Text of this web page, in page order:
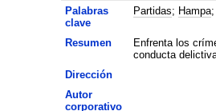
Palabras
clave
Partidas; Hampa;
Resumen
Enfrenta los
conducta
Dirección
Autor
corporativo